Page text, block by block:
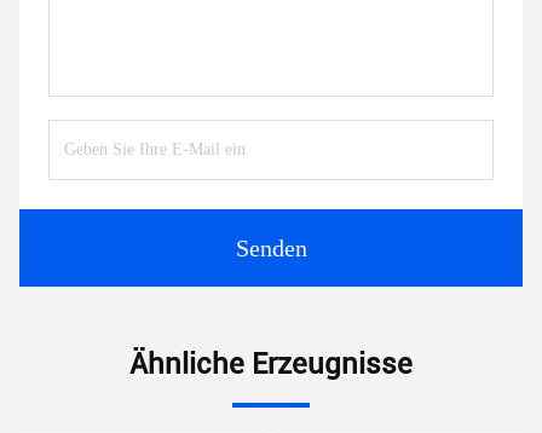
Senden
Ähnliche Erzeugnisse